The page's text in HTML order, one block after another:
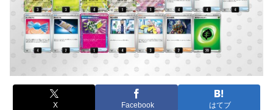
X Facebook はてブ